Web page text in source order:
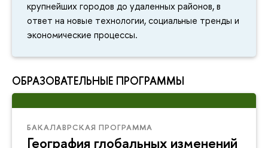
крупнейших городов до удаленных районов, в
ответ на новые технологии, социальные тренды и
экономические процессы.
ОБРАЗОВАТЕЛЬНЫЕ ПРОГРАММЫ
БАКАЛАВРСКАЯ ПРОГРАММА
География глобальных изменений